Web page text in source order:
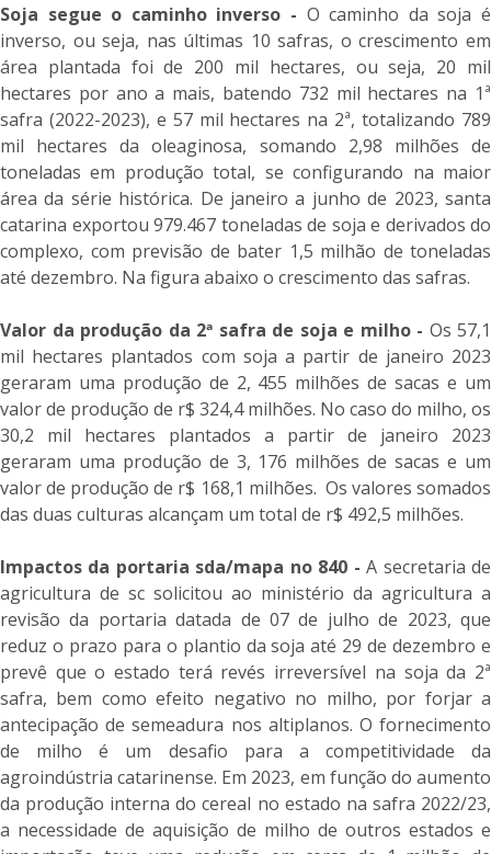
Soja segue o caminho inverso - O caminho da soja é
inverso, ou seja, nas últimas 10 safras, o crescimento em
área plantada foi de 200 mil hectares, ou seja, 20 mil
hectares por ano a mais, batendo 732 mil hectares na 1ª
safra (2022-2023), e 57 mil hectares na 2ª, totalizando 789
mil hectares da oleaginosa, somando 2,98 milhões de
toneladas em produção total, se configurando na maior
área da série histórica. De janeiro a junho de 2023, santa
catarina exportou 979.467 toneladas de soja e derivados do
complexo, com previsão de bater 1,5 milhão de toneladas
até dezembro. Na figura abaixo o crescimento das safras.
Valor da produção da 2ª safra de soja e milho - Os 57,1
mil hectares plantados com soja a partir de janeiro 2023
geraram uma produção de 2, 455 milhões de sacas e um
valor de produção de r$ 324,4 milhões. No caso do milho, os
30,2 mil hectares plantados a partir de janeiro 2023
geraram uma produção de 3, 176 milhões de sacas e um
valor de produção de r$ 168,1 milhões. Os valores somados
das duas culturas alcançam um total de r$ 492,5 milhões.
Impactos da portaria sda/mapa no 840 -A secretaria de
agricultura de sc solicitou ao ministério da agricultura a
revisão da portaria datada de 07 de julho de 2023, que
reduz o prazo para o plantio da soja até 29 de dezembro e
prevê que o estado terá revés irreversível na soja da 2ª
safra, bem como efeito negativo no milho, por forjar a
antecipação de semeadura nos altiplanos. O fornecimento
de milho é um desafio para a competitividade da
agroindústria catarinense. Em 2023, em função do aumento
da produção interna do cereal no estado na safra 2022/23,
a necessidade de aquisição de milho de outros estados e